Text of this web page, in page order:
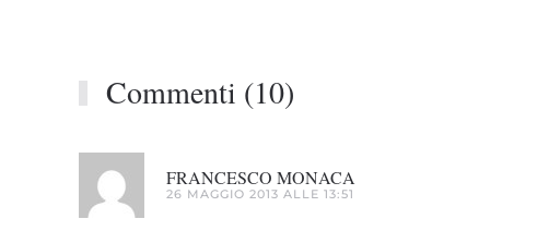
Commenti (10)
FRANCESCO MONACA
26 MAGGIO 2013 ALLE 13:51